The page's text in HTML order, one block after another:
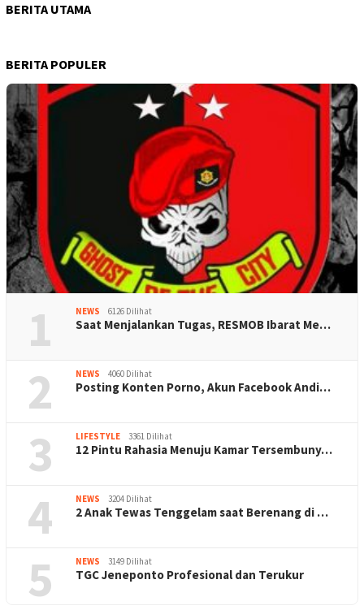
BERITA UTAMA
BERITA POPULER
1 NEWS 6126 Dilihat
Saat Menjalankan Tugas, RESMOB Ibarat Me…
2 NEWS 4060 Dilihat
Posting Konten Porno, Akun Facebook Andi…
3 LIFESTYLE 3361 Dilihat
12 Pintu Rahasia Menuju Kamar Tersembuny…
4 NEWS 3204 Dilihat
2 Anak Tewas Tenggelam saat Berenang di …
5 NEWS 3149 Dilihat
TGC Jeneponto Profesional dan Terukur